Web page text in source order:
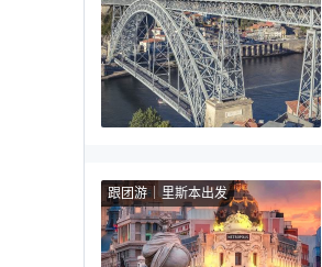
跟团游 里斯本出发